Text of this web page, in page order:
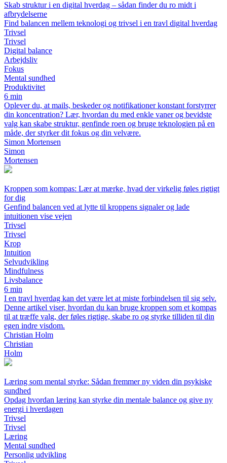
Skab struktur i en digital hverdag – sådan finder du ro midt i
afbrydelserne
Find balancen mellem teknologi og trivsel i en travl digital hverdag
Trivsel
Trivsel
Digital balance
Arbejdsliv
Fokus
Mental sundhed
Produktivitet
6 min
Oplever du, at mails, beskeder og notifikationer konstant forstyrrer
din koncentration? Lær, hvordan du med enkle vaner og bevidste
valg kan skabe struktur, genfinde roen og bruge teknologien på en
måde, der styrker dit fokus og din velvære.
Simon Mortensen
Simon
Mortensen
Kroppen som kompas: Lær at mærke, hvad der virkelig føles rigtigt
for dig
Genfind balancen ved at lytte til kroppens signaler og lade
intuitionen vise vejen
Trivsel
Trivsel
Krop
Intuition
Selvudvikling
Mindfulness
Livsbalance
6 min
I en travl hverdag kan det være let at miste forbindelsen til sig selv.
Denne artikel viser, hvordan du kan bruge kroppen som et kompas
til at træffe valg, der føles rigtige, skabe ro og styrke tilliden til din
egen indre visdom.
Christian Holm
Christian
Holm
Læring som mental styrke: Sådan fremmer ny viden din psykiske
sundhed
Opdag hvordan læring kan styrke din mentale balance og give ny
energi i hverdagen
Trivsel
Trivsel
Læring
Mental sundhed
Personlig udvikling